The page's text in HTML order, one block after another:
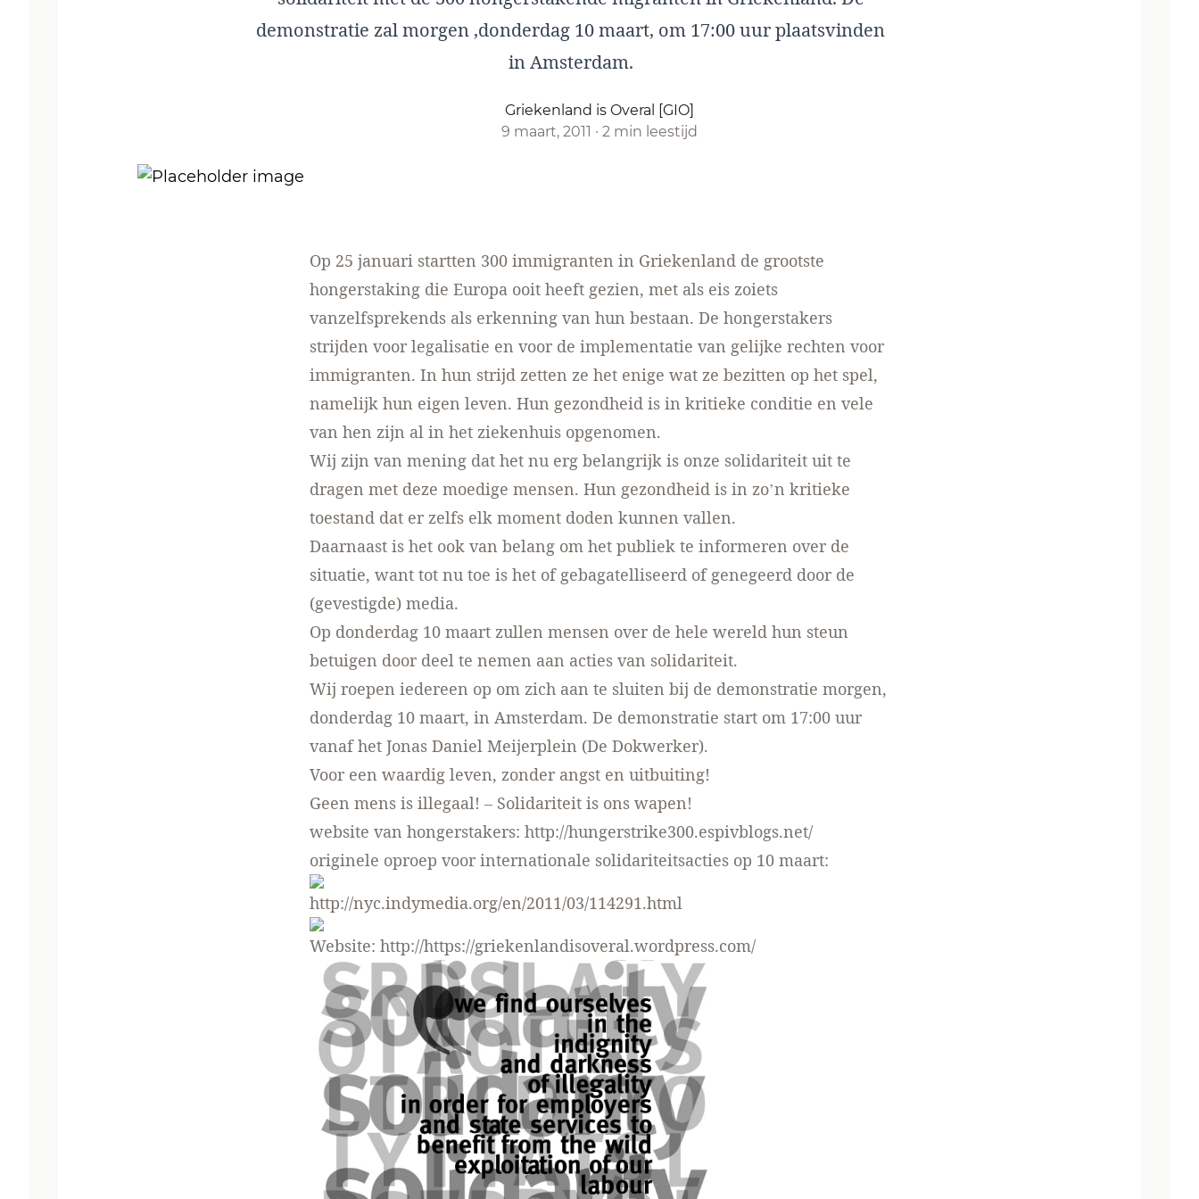
demonstratie zal morgen ,donderdag 10 maart, om 17:00 uur plaatsvinden
in Amsterdam.
Griekenland is Overal [GIO]
9 maart, 2011 · 2 min leestijd
Op 25 januari startten 300 immigranten in Griekenland de grootste
hongerstaking die Europa ooit heeft gezien, met als eis zoiets
vanzelfsprekends als erkenning van hun bestaan. De hongerstakers
strijden voor legalisatie en voor de implementatie van gelijke rechten voor
immigranten. In hun strijd zetten ze het enige wat ze bezitten op het spel,
namelijk hun eigen leven. Hun gezondheid is in kritieke conditie en vele
van hen zijn al in het ziekenhuis opgenomen.
Wij zijn van mening dat het nu erg belangrijk is onze solidariteit uit te
dragen met deze moedige mensen. Hun gezondheid is in zo’n kritieke
toestand dat er zelfs elk moment doden kunnen vallen.
Daarnaast is het ook van belang om het publiek te informeren over de
situatie, want tot nu toe is het of gebagatelliseerd of genegeerd door de
(gevestigde) media.
Op donderdag 10 maart zullen mensen over de hele wereld hun steun
betuigen door deel te nemen aan acties van solidariteit.
Wij roepen iedereen op om zich aan te sluiten bij de demonstratie morgen,
donderdag 10 maart, in Amsterdam. De demonstratie start om 17:00 uur
vanaf het Jonas Daniel Meijerplein (De Dokwerker).
Voor een waardig leven, zonder angst en uitbuiting!
Geen mens is illegaal! – Solidariteit is ons wapen!
website van hongerstakers: http://hungerstrike300.espivblogs.net/
originele oproep voor internationale solidariteitsacties op 10 maart:
http://nyc.indymedia.org/en/2011/03/114291.html
Website: http://https://griekenlandisoveral.wordpress.com/